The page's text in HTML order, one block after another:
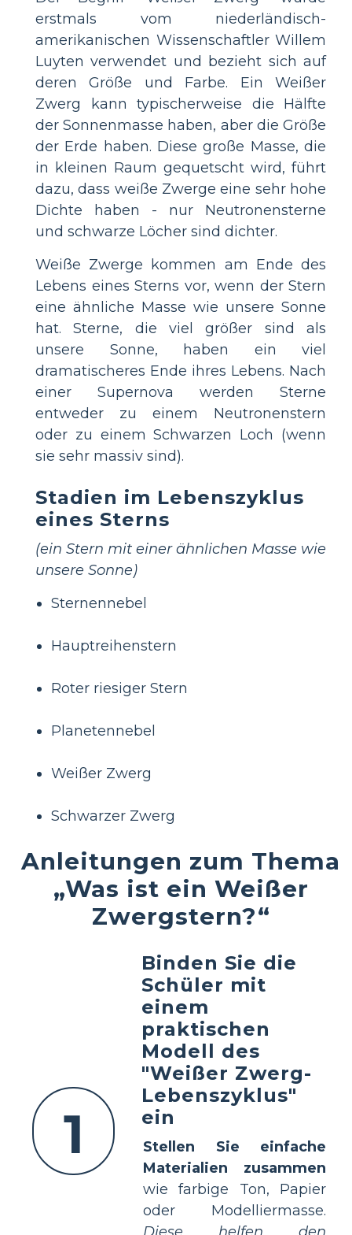
erstmals vom niederländisch-
amerikanischen Wissenschaftler Willem
Luyten verwendet und bezieht sich auf
deren Größe und Farbe. Ein Weißer
Zwerg kann typischerweise die Hälfte
der Sonnenmasse haben, aber die Größe
der Erde haben. Diese große Masse, die
in kleinen Raum gequetscht wird, führt
dazu, dass weiße Zwerge eine sehr hohe
Dichte haben - nur Neutronensterne
und schwarze Löcher sind dichter.
Weiße Zwerge kommen am Ende des
Lebens eines Sterns vor, wenn der Stern
eine ähnliche Masse wie unsere Sonne
hat. Sterne, die viel größer sind als
unsere Sonne, haben ein viel
dramatischeres Ende ihres Lebens. Nach
einer Supernova werden Sterne
entweder zu einem Neutronenstern
oder zu einem Schwarzen Loch (wenn
sie sehr massiv sind).
Stadien im Lebenszyklus
eines Sterns
(ein Stern mit einer ähnlichen Masse wie
unsere Sonne)
Sternennebel
Hauptreihenstern
Roter riesiger Stern
Planetennebel
Weißer Zwerg
Schwarzer Zwerg
Anleitungen zum Thema
„Was ist ein Weißer
Zwergstern?“
1
Binden Sie die
Schüler mit
einem
praktischen
Modell des
"Weißer Zwerg-
Lebenszyklus"
ein
Stellen Sie einfache
Materialien zusammen
wie farbige Ton, Papier
oder Modelliermasse.